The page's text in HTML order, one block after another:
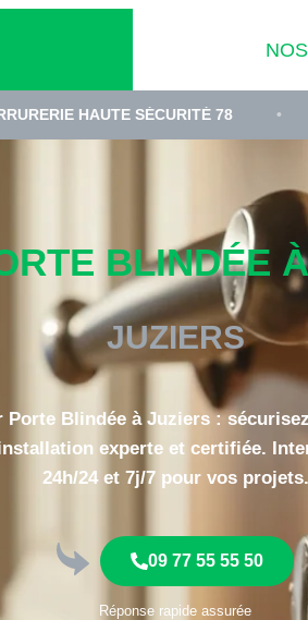
SÉCURITÉ 78 • PRIX
BLINDÉE
JUZIERS
Porte Blindée à Juziers :
experte et certifiée.
24h/24 et 7j/7 pour vos projets.
09 77 55 55 50
Réponse rapide assurée